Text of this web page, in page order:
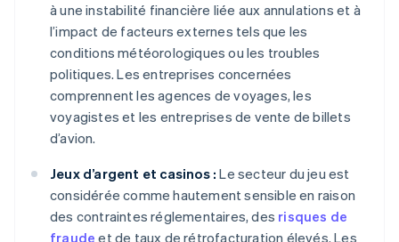
à une instabilité financière liée aux annulations et à
l’impact de facteurs externes tels que les
conditions météorologiques ou les troubles
politiques. Les entreprises concernées
comprennent les agences de voyages, les
voyagistes et les entreprises de vente de billets
d’avion.
Jeux d’argent et casinos : Le secteur du jeu est
considérée comme hautement sensible en raison
des contraintes réglementaires, des risques de
fraude et de taux de rétrofacturation élevés. Les